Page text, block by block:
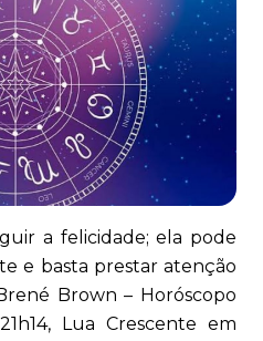
a felicidade; ela pode
e basta prestar atenção
Brown – Horóscopo
Lua Crescente em